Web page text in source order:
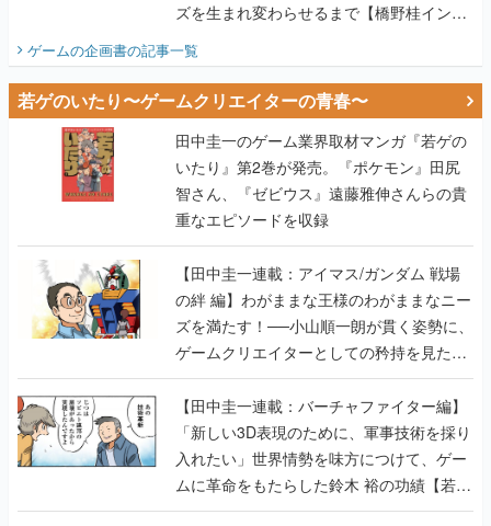
ズを生まれ変わらせるまで【橋野桂インタ
ビュー】
ゲームの企画書の記事一覧
若ゲのいたり〜ゲームクリエイターの青春〜
田中圭一のゲーム業界取材マンガ『若ゲの
いたり』第2巻が発売。『ポケモン』田尻
智さん、『ゼビウス』遠藤雅伸さんらの貴
重なエピソードを収録
【田中圭一連載：アイマス/ガンダム 戦場
の絆 編】わがままな王様のわがままなニー
ズを満たす！──小山順一朗が貫く姿勢に、
ゲームクリエイターとしての矜持を見た
【若ゲのいたり最終回】
【田中圭一連載：バーチャファイター編】
「新しい3D表現のために、軍事技術を採り
入れたい」世界情勢を味方につけて、ゲー
ムに革命をもたらした鈴木 裕の功績【若ゲ
のいたり】